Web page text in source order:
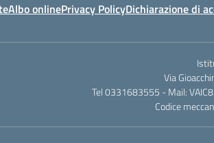
Albo onlinePrivacy PolicyDichiarazione di
Via
Tel 0331683555 - Mail:
Codice